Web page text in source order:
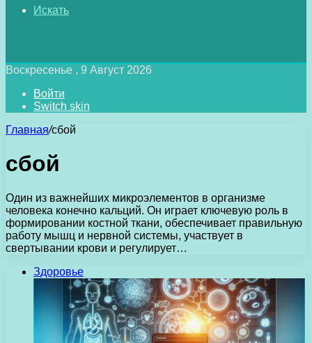
Искать
Воскресенье , 9 Август 2026
Войти
Switch skin
Главная/сбой
сбой
Один из важнейших микроэлементов в организме
человека конечно кальций. Он играет ключевую роль в
формировании костной ткани, обеспечивает правильную
работу мышц и нервной системы, участвует в
свертывании крови и регулирует…
Здоровье